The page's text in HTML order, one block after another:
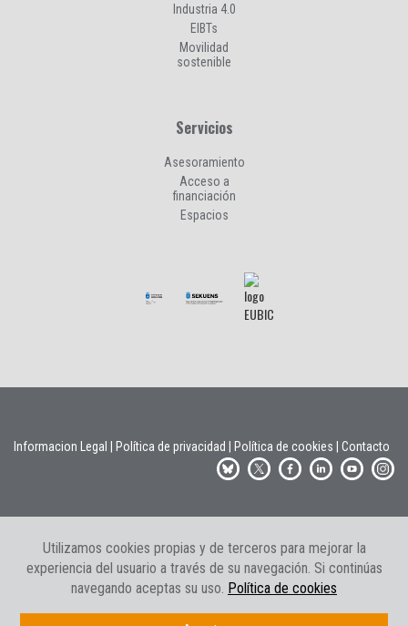
Industria 4.0
EIBTs
Movilidad
sostenible
Servicios
Asesoramiento
Acceso a
financiación
Espacios
Informacion Legal Política de privacidad Política de cookies Contacto
Utilizamos cookies propias y de terceros para mejorar la
experiencia del usuario a través de su navegación. Si continúas
navegando aceptas su uso. Política de cookies